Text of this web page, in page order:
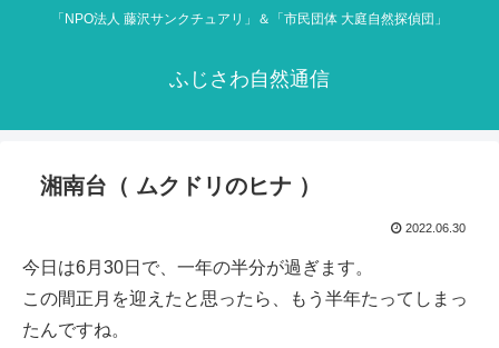
「NPO法人 藤沢サンクチュアリ」＆「市民団体 大庭自然探偵団」
ふじさわ自然通信
湘南台（ ムクドリのヒナ ）
2022.06.30
今日は6月30日で、一年の半分が過ぎます。
この間正月を迎えたと思ったら、もう半年たってしまっ
たんですね。